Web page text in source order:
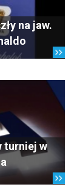
na jaw.
turniej w